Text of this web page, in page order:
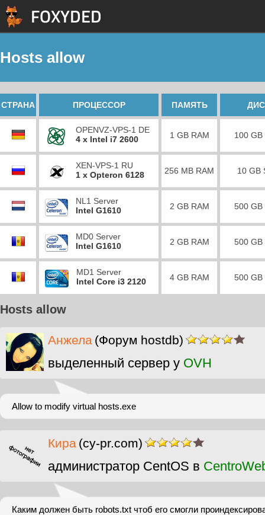
Hosts allow
СТРАНА ПРОЦЕССОР ПАМЯТЬ
OPENVZ-VPS-1 DE
4 x Intel i7 2600
1 GB RAM 100 GB
XEN-VPS-1 RU
1 x Opteron 6128
256 MB RAM 10 GB
NL1 Server
Intel G1610
2 GB RAM 500 GB
MD0 Server
Intel G1610
2 GB RAM 500 GB
MD1 Server
Intel Core i3 2120
4 GB RAM 500 GB
Hosts allow
Анжела (Форум hostdb)
выделенный сервер у OVH
Allow to modify virtual hosts.exe
Кира (cy-pr.com)
администратор CentOS в
Каким должен быть robots.txt чтоб его смогли